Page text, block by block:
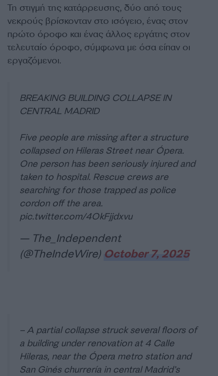
Τη στιγμή της κατάρρευσης, δύο από τους
νεκρούς βρίσκονταν στο ισόγειο, ένας στον
πρώτο όροφο και ένας άλλος εργάτης στον
τελευταίο όροφο, σύμφωνα με όσα είπαν οι
εργαζόμενοι.
BREAKING BUILDING COLLAPSE IN
CENTRAL MADRID
Five people are missing after a structure
collapsed on Hileras Street near Ópera.
One person has been seriously injured and
taken to hospital. Rescue crews are
searching for those trapped as police
cordon off the area.
pic.twitter.com/4OkFjjdxvu
— The_Independent
(@TheIndeWire) October 7, 2025
– A partial collapse struck several floors of
a building under renovation at 4 Calle
Hileras, near the Ópera metro station and
San Ginés churrería in central Madrid’s